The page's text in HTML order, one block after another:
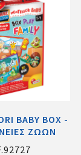
BABY BOX -
ΖΩΩΝ